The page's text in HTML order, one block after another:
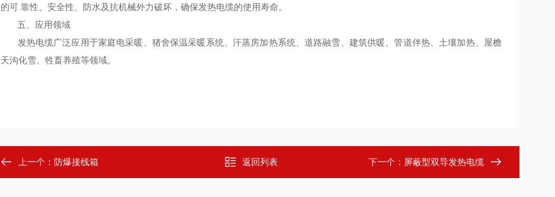
的可 靠性、安全性、防水及抗机械外力破坏，确保发热电缆的使用寿命。
五、应用领域
发热电缆广泛应用于家庭电采暖、猪舍保温采暖系统、汗蒸房加热系统、道路融雪、建筑供暖、管道伴热、土壤加热、屋檐
天沟化雪、牲畜养殖等领域。
上一个： 防爆接线箱 返回列表 下一个： 屏蔽型双导发热电缆